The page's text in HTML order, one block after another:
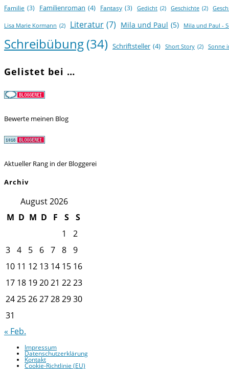
Familie (3) Familienroman (4) Fantasy (3) Gedicht (2) Geschichte (2)
Lisa Marie Kormann (2) Literatur (7) Mila und Paul (5) Mila und Paul -
Schreibübung(34) Schriftsteller (4) Short Story (2) Sonne
Gelistet bei …
Bewerte meinen Blog
Aktueller Rang in der Bloggerei
Archiv
August 2026
M D M D F S
S
1
2
3 4 5 6 7 8 9
10 11 12 13 14 15 16
17 18 192021 2223
24252627282930
31
« Feb.
Impressum
Datenschutzerklärung
Kontakt
Cookie-Richtlinie (EU)